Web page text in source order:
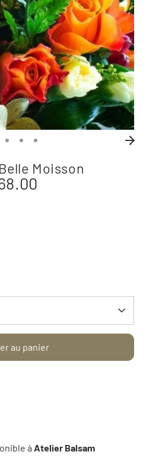
Moisson
au panier
à Atelier Balsam